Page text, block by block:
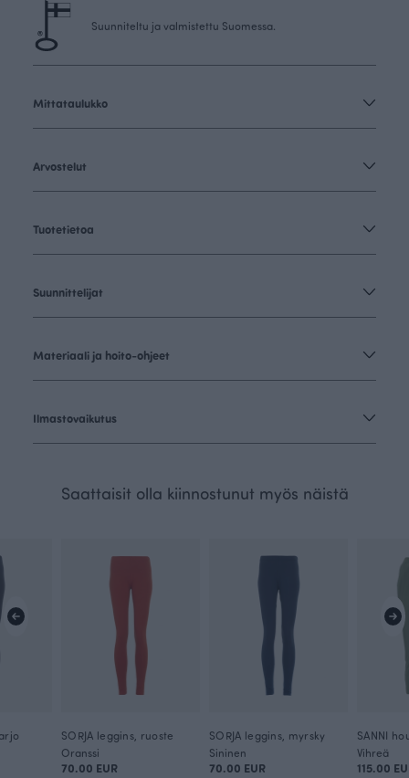
Suunniteltu ja valmistettu Suomessa.
Mittataulukko
Arvostelut
Tuotetietoa
Suunnittelijat
Materiaali ja hoito-ohjeet
Ilmastovaikutus
Saattaisit olla kiinnostunut myös näistä
SORJA leggins, ruoste
Oranssi
70.00 EUR
SORJA leggins, myrsky
Sininen
70.00 EUR
SANNI
Vihreä
115.00